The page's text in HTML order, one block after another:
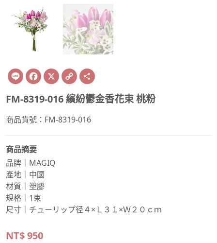
Line Facebook
X Copy
Link
FM-8319-016 繽紛鬱金香花束 桃粉
商品貨號：FM-8319-016
商品摘要
品牌｜MAGIQ
產地｜中國
材質｜塑膠
規格｜1束
尺寸｜チューリップ径４×Ｌ３１×Ｗ２０ｃｍ
NT$950